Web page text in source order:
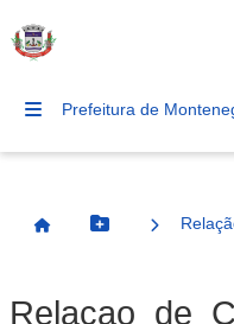
Prefeitura de
Página InicialBotão Menu